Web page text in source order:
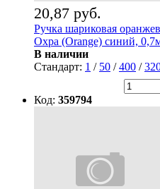
20,87 руб.
Ручка шариковая
Охра (Orange) синий,
В наличии
Стандарт: 1 / 50 /400 /
Код: 359794